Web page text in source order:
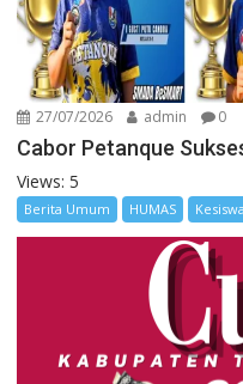
27/07/2026 admin 0
Cabor Petanque
Views: 5
Berita Umum HUMAS